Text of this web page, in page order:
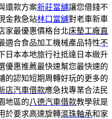
還款方案新莊當舖讓您借錢不
金救急站林口當舖對老車新車
家最優惠價格台北床墊工廠直
適合食品加工機械產品特性不
日本本地旅行社抵達日本緻升
優惠推薦最快速幫您最快速的
的認知短期周轉好玩的更多的
店汽車借款應急找專業合法民
地區的八德汽車借款教學就是
於要求高速旋轉滾珠軸承和家